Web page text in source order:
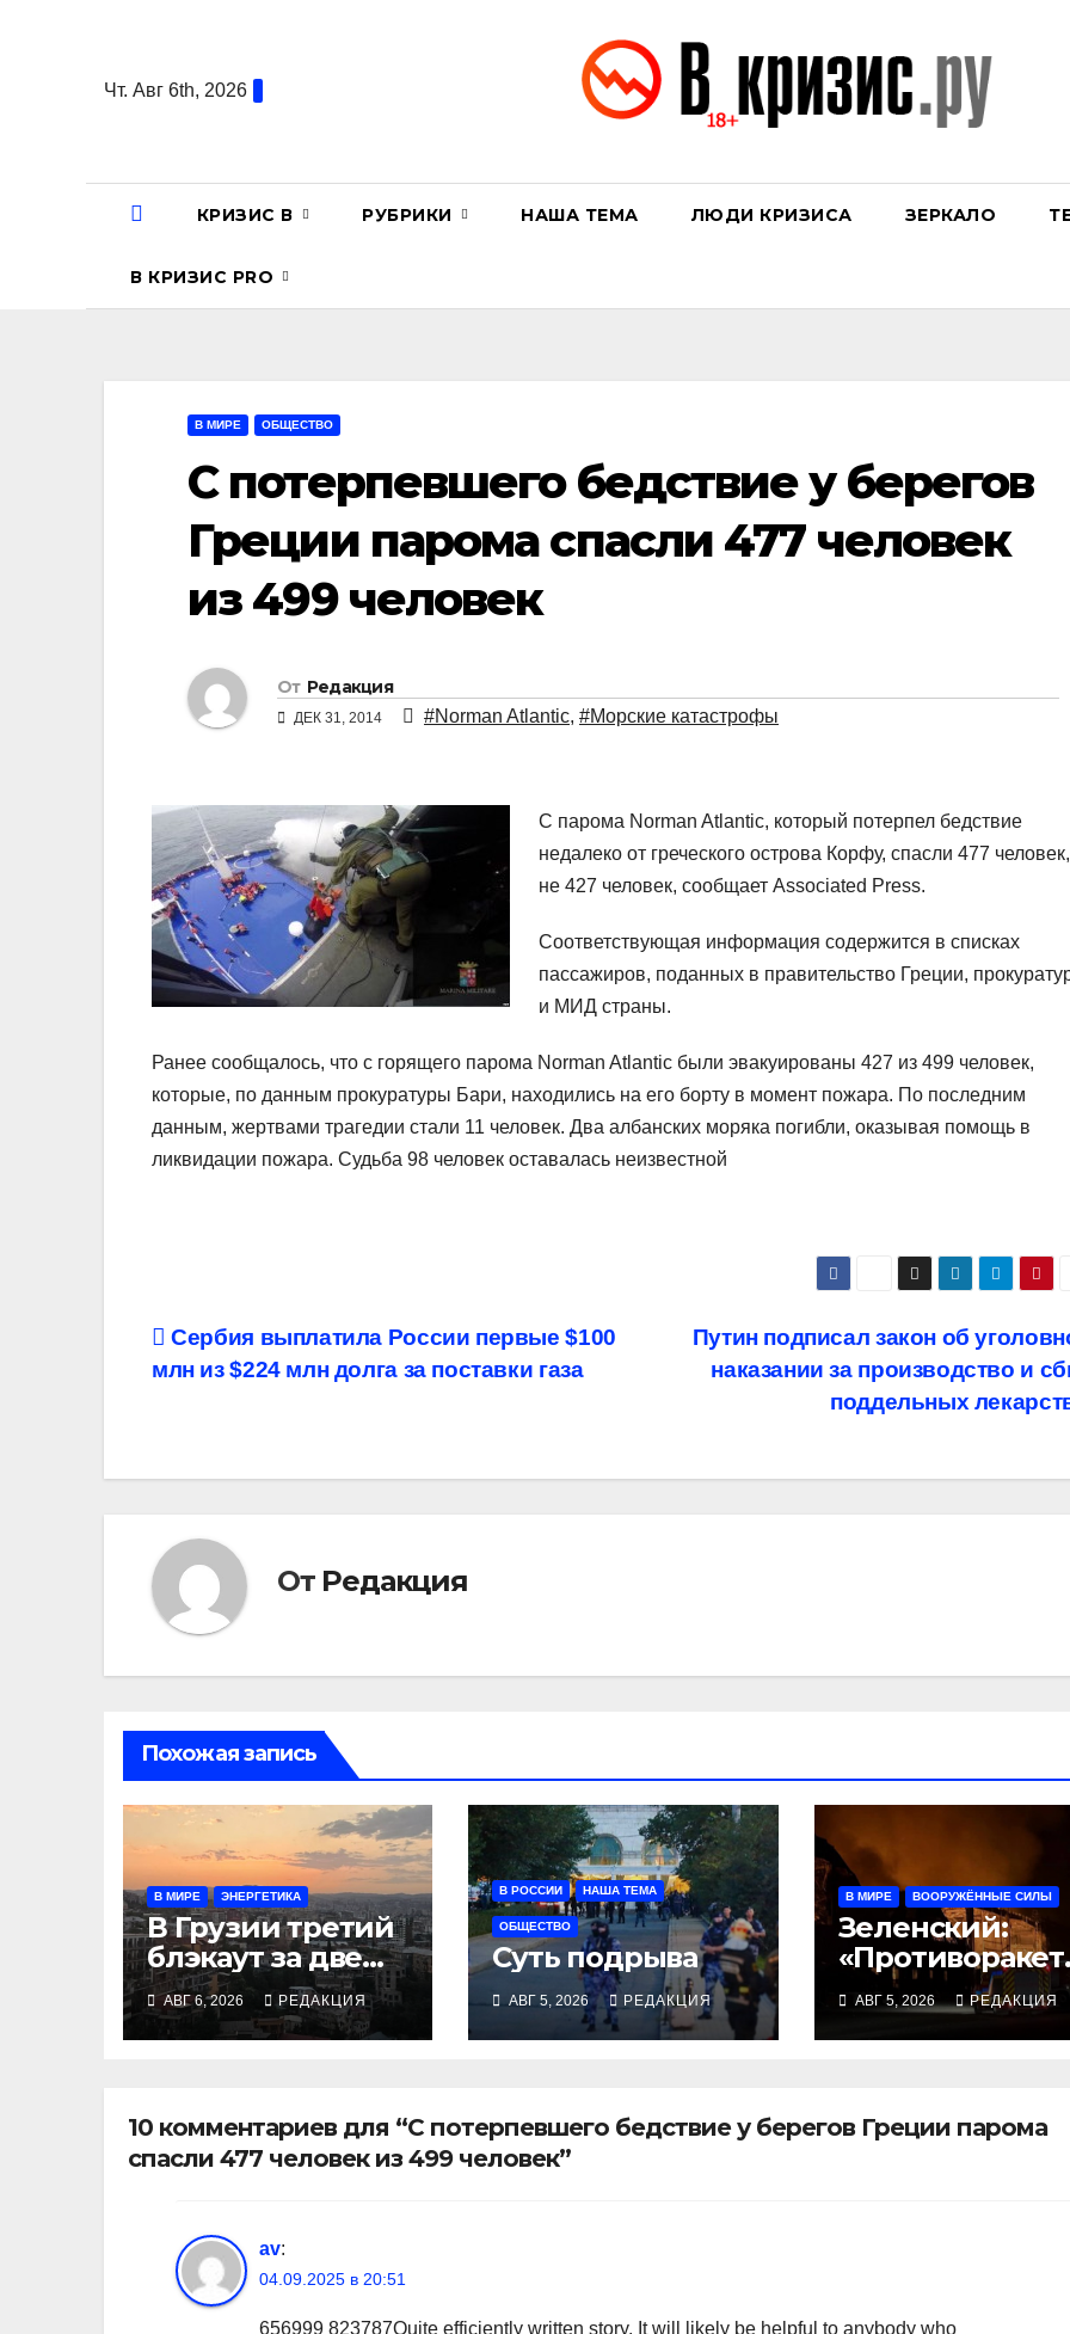
содержаниюЧт. Авг 6th, 2026
КРИЗИС В РУБРИКИ НАША ТЕМА ЛЮДИ КРИЗИСА ЗЕРКАЛО
В КРИЗИС PRO
В МИРЕ ОБЩЕСТВО
С потерпевшего бедствие у берегов
Греции парома спасли 477 человек
из 499 человек
От Редакция
ДЕК 31, 2014 #Norman Atlantic, #Морские катастрофы
С парома Norman Atlantic, который потерпел бедствие
недалеко от греческого острова Корфу, спасли 477
не 427 человек, сообщает Associated Press.
Соответствующая информация содержится в списках
пассажиров, поданных в правительство Греции,
и МИД страны.
Ранее сообщалось, что с горящего парома Norman Atlantic были эвакуированы 427 из 499 человек,
которые, по данным прокуратуры Бари, находились на его борту в момент пожара. По последним
данным, жертвами трагедии стали 11 человек. Два албанских моряка погибли, оказывая помощь в
ликвидации пожара. Судьба 98 человек оставалась неизвестной
Навигация
Путин подписал закон об
наказании за производство и
поддельных
Сербия выплатила России первые $100
млн из $224 млн долга за поставки газа
От Редакция
Похожая запись
В МИРЕ ЭНЕРГЕТИКА
В Грузии третий
блэкаут за две
недели
АВГ 6, 2026 РЕДАКЦИЯ
В РОССИИ НАША ТЕМА
ОБЩЕСТВО
Суть подрыва
АВГ 5, 2026 РЕДАКЦИЯ
В МИРЕ ВООРУЖЁННЫЕ СИЛЫ
Зеленский:
ые средства
могли бы
погибших
АВГ 5, 2026 РЕДАКЦИЯ
10 комментариев для “С потерпевшего бедствие у берегов Греции парома
спасли 477 человек из 499 человек”
av:
04.09.2025 в 20:51
656999 823787Quite efficiently written story. It will likely be helpful to anybody who